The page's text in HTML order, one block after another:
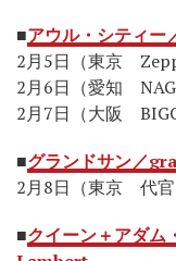
■アウル・シティ
2月5日（東京 Zepp
2月6日（愛知
2月7日（大阪
■グランドサン／
2月8日（東京 代官
■クイーン＋アダ